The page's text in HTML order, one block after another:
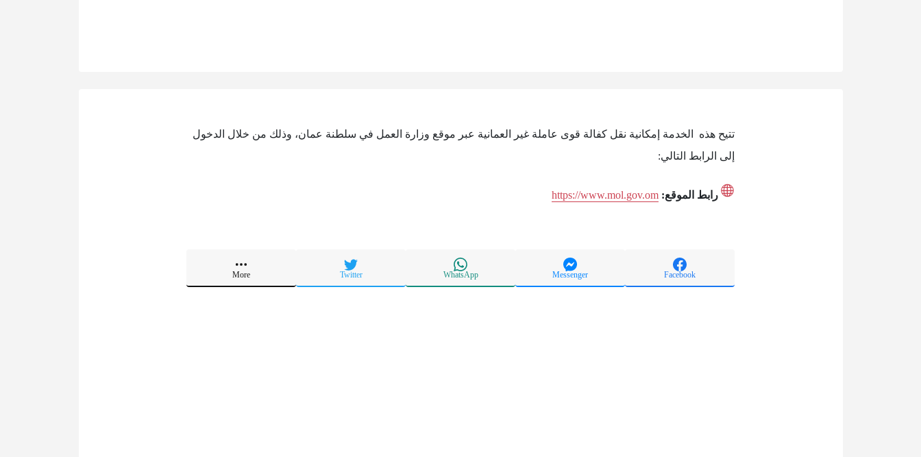
تتيح هذه الخدمة إمكانية نقل كفالة قوى عاملة غير العمانية عبر موقع وزارة العمل في سلطنة عمان، وذلك من خلال الدخول
إلى الرابط التالي:
رابط الموقع: https://www.mol.gov.om
Facebook
Messenger
WhatsApp
Twitter
More